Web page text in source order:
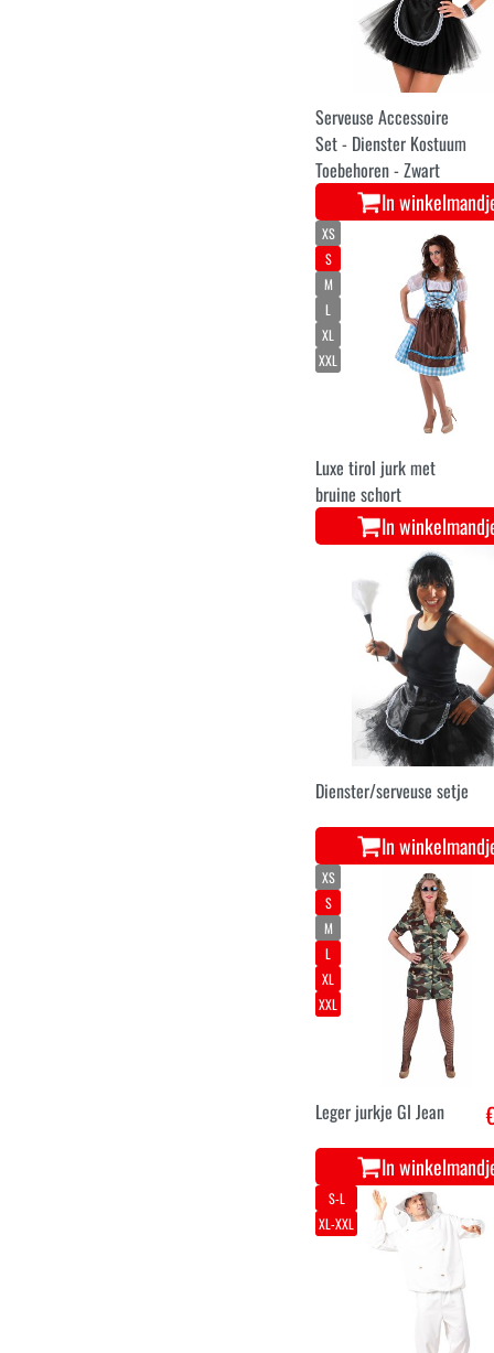
Serveuse Accessoire
Set - Dienster Kostuum
Toebehoren - Zwart
In
XS
S
M
L
XL
XXL
Luxe tirol jurk met
bruine schort
In
Dienster/serveuse setje
In
XS
S
M
L
XL
XXL
Leger jurkje GI Jean
In
S-L
XL-XXL